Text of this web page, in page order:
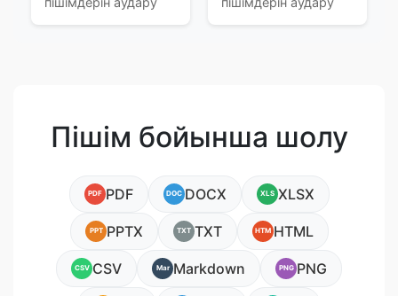
Пішім бойынша шолу
PDF PDF DOC DOCX XLS XLSX
PPT PPTX TXT TXT HTM HTML
CSV CSV Mar Markdown PNG PNG